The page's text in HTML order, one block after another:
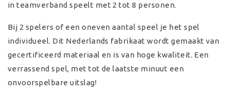
in teamverband speelt met 2 tot 8 personen.
Bij 2 spelers of een oneven aantal speel je het spel
individueel. Dit Nederlands fabrikaat wordt gemaakt van
gecertificeerd materiaal en is van hoge kwaliteit. Een
verrassend spel, met tot de laatste minuut een
onvoorspelbare uitslag!